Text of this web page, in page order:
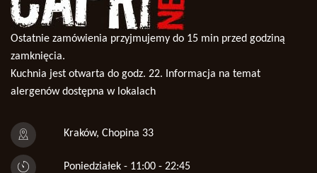
Ostatnie zamówienia przyjmujemy do 15 min przed godziną
zamknięcia.
Kuchnia jest otwarta do godz. 22. Informacja na temat
alergenów dostępna w lokalach
Kraków, Chopina 33
Poniedziałek - 11:00 - 22:45